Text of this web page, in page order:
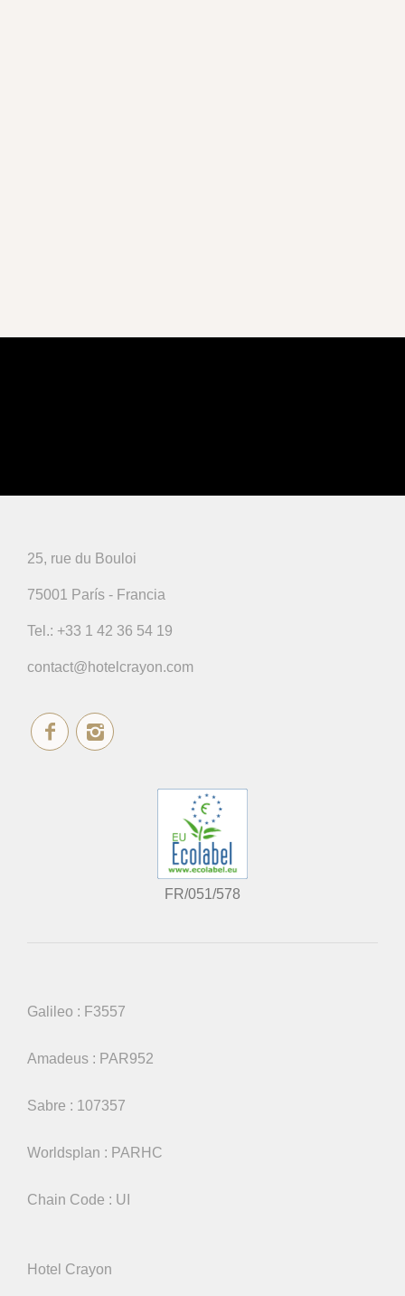
25, rue du Bouloi
75001 París - Francia
Tel.: +33 1 42 36 54 19
contact@hotelcrayon.com
FR/051/578
Galileo : F3557
Amadeus : PAR952
Sabre : 107357
Worldsplan : PARHC
Chain Code : UI
Hotel Crayon